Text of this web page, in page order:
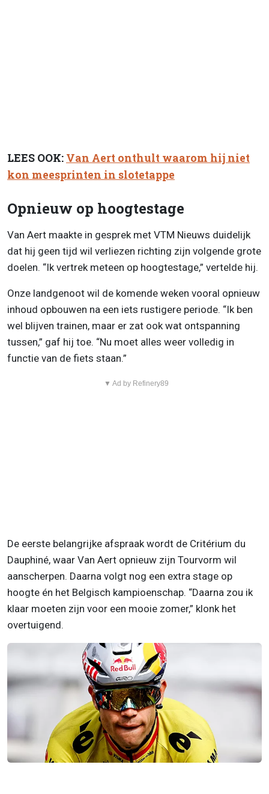
LEES OOK: Van Aert onthult waarom hij niet
kon meesprinten in slotetappe
Opnieuw op hoogtestage
Van Aert maakte in gesprek met VTM Nieuws duidelijk
dat hij geen tijd wil verliezen richting zijn volgende grote
doelen. “Ik vertrek meteen op hoogtestage,” vertelde hij.
Onze landgenoot wil de komende weken vooral opnieuw
inhoud opbouwen na een iets rustigere periode. “Ik ben
wel blijven trainen, maar er zat ook wat ontspanning
tussen,” gaf hij toe. “Nu moet alles weer volledig in
functie van de fiets staan.”
▼ Ad by Refinery89
De eerste belangrijke afspraak wordt de Critérium du
Dauphiné, waar Van Aert opnieuw zijn Tourvorm wil
aanscherpen. Daarna volgt nog een extra stage op
hoogte én het Belgisch kampioenschap. “Daarna zou ik
klaar moeten zijn voor een mooie zomer,” klonk het
overtuigend.